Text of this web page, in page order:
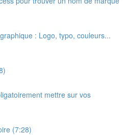
: Logo, typo, couleurs...
mettre sur vos
(7:28)